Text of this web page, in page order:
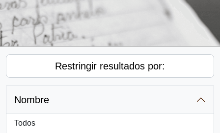
Restringir resultados por:
Nombre
Todos